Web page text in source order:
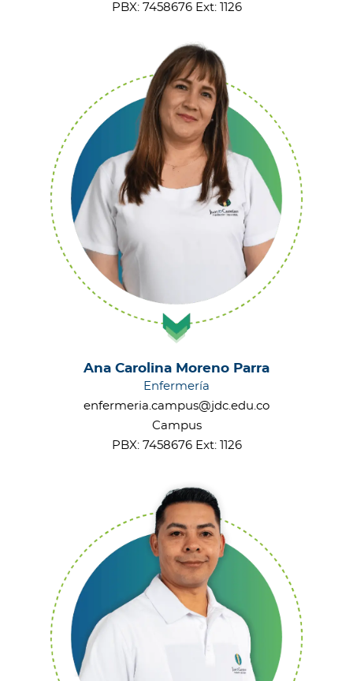
PBX: 7458676 Ext: 1126
Ana Carolina Moreno Parra
Enfermería
enfermeria.campus@jdc.edu.co
Campus
PBX: 7458676 Ext: 1126